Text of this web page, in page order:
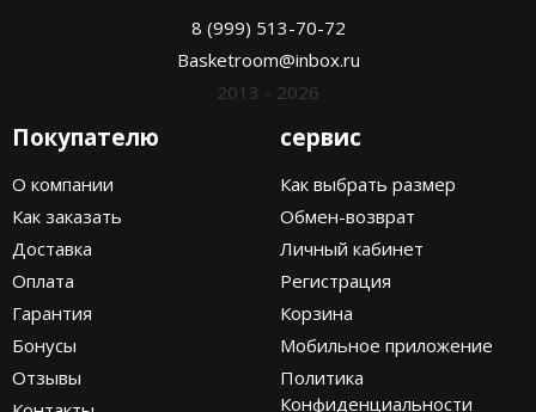
8 (999) 513-70-72
Basketroom@inbox.ru
2013 - 2026
Покупателю
О компании
Как заказать
Доставка
Оплата
Гарантия
Бонусы
Отзывы
сервис
Как выбрать размер
Обмен-возврат
Личный кабинет
Регистрация
Корзина
Мобильное приложение
Политика
Конфиденциальности